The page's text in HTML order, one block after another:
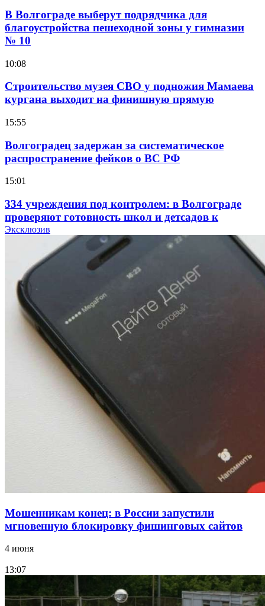
В Волгограде выберут подрядчика для
благоустройства пешеходной зоны у гимназии
№ 10
10:08
Строительство музея СВО у подножия Мамаева
кургана выходит на финишную прямую
15:55
Волгоградец задержан за систематическое
распространение фейков о ВС РФ
15:01
334 учреждения под контролем: в Волгограде
проверяют готовность школ и детсадов к
учебному году
Покушение на убийство в Волгограде: девушка
напала на незнакомую женщину с ножом
12:39
Сладкий праздник в Волгограде: в Центральном
парке прошёл фестиваль „Арбузный переполох“
Волгоградские компании нарастили экспорт:
заключены контракты на 3,6 млн долларов
Эксклюзив
Мошенникам конец: в России запустили
мгновенную блокировку фишинговых сайтов
4 июня
13:07